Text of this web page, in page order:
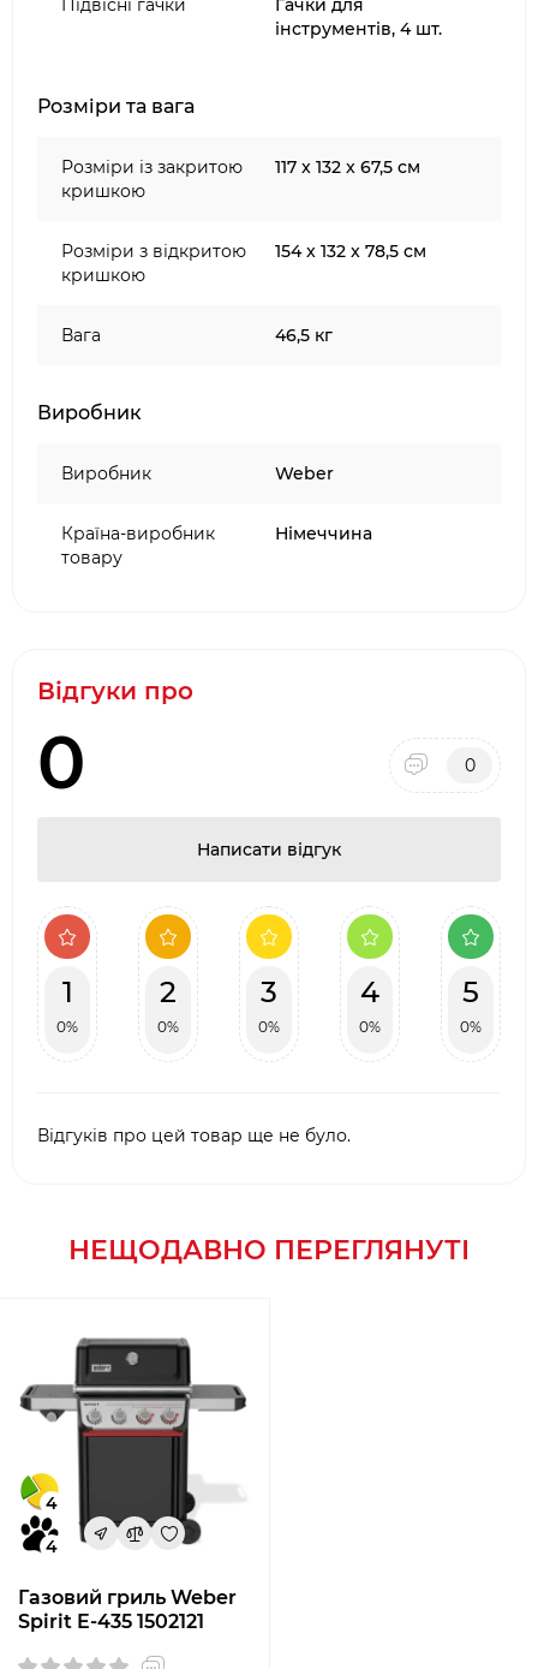
Підвісні гачки
Гачки для
інструментів, 4 шт.
Розміри та вага
Розміри із закритою
кришкою
117 x 132 x 67,5 см
Розміри з відкритою
кришкою
154 x 132 x 78,5 см
Вага 46,5 кг
Виробник
Виробник Weber
Країна-виробник
товару
Німеччина
Відгуки про
0 0
Написати відгук
1
0%
2
0%
3
0%
4
0%
5
0%
Відгуків про цей товар ще не було.
НЕЩОДАВНО ПЕРЕГЛЯНУТІ
4
4
Газовий гриль Weber
Spirit E-435 1502121